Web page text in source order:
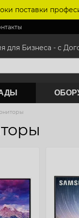
поставки
Бизнеса - с